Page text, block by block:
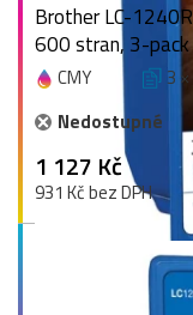
Brother LC-
600 stran, 3-pack
CMY 3
Nedostupné
1 127 Kč
931 Kč bez DPH